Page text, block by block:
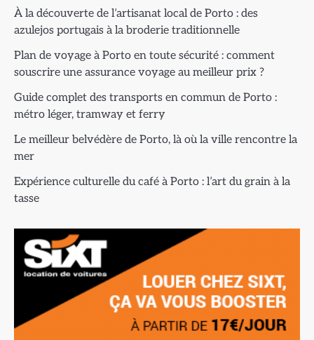
À la découverte de l’artisanat local de Porto : des
azulejos portugais à la broderie traditionnelle
Plan de voyage à Porto en toute sécurité : comment
souscrire une assurance voyage au meilleur prix ?
Guide complet des transports en commun de Porto :
métro léger, tramway et ferry
Le meilleur belvédère de Porto, là où la ville rencontre la
mer
Expérience culturelle du café à Porto : l’art du grain à la
tasse